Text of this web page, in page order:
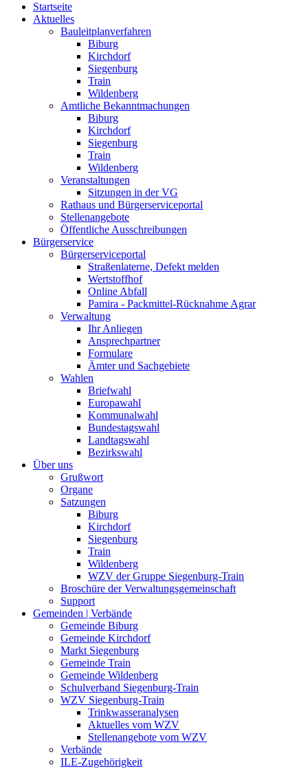
Startseite
Aktuelles
Bauleitplanverfahren
Biburg
Kirchdorf
Siegenburg
Train
Wildenberg
Amtliche Bekanntmachungen
Biburg
Kirchdorf
Siegenburg
Train
Wildenberg
Veranstaltungen
Sitzungen in der VG
Rathaus und Bürgerserviceportal
Stellenangebote
Öffentliche Ausschreibungen
Bürgerservice
Bürgerserviceportal
Straßenlaterne, Defekt melden
Wertstoffhof
Online Abfall
Pamira - Packmittel-Rücknahme Agrar
Verwaltung
Ihr Anliegen
Ansprechpartner
Formulare
Ämter und Sachgebiete
Wahlen
Briefwahl
Europawahl
Kommunalwahl
Bundestagswahl
Landtagswahl
Bezirkswahl
Über uns
Grußwort
Organe
Satzungen
Biburg
Kirchdorf
Siegenburg
Train
Wildenberg
WZV der Gruppe Siegenburg-Train
Broschüre der Verwaltungsgemeinschaft
Support
Gemeinden | Verbände
Gemeinde Biburg
Gemeinde Kirchdorf
Markt Siegenburg
Gemeinde Train
Gemeinde Wildenberg
Schulverband Siegenburg-Train
WZV Siegenburg-Train
Trinkwasseranalysen
Aktuelles vom WZV
Stellenangebote vom WZV
Verbände
ILE-Zugehörigkeit